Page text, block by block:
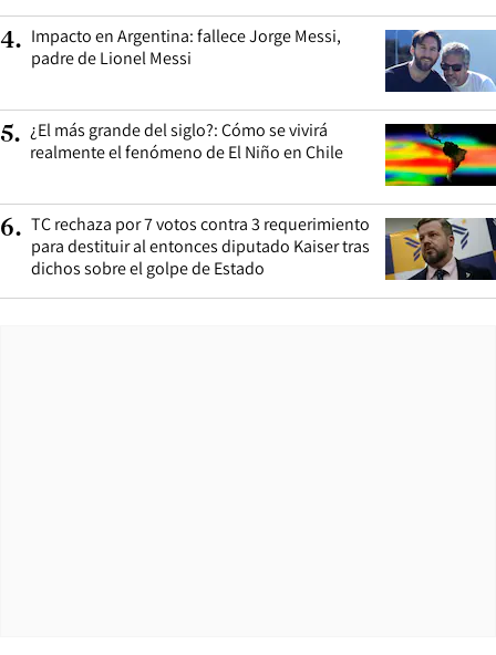
4. Impacto en Argentina: fallece Jorge Messi,
padre de Lionel Messi
5. ¿El más grande del siglo?: Cómo se vivirá
realmente el fenómeno de El Niño en Chile
6. TC rechaza por 7 votos contra 3 requerimiento
para destituir al entonces diputado Kaiser tras
dichos sobre el golpe de Estado